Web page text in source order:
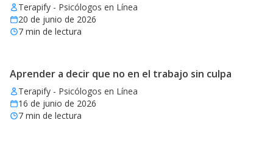
Terapify - Psicólogos en Línea
20 de junio de 2026
7 min de lectura
Aprender a decir que no en el trabajo sin culpa
Terapify - Psicólogos en Línea
16 de junio de 2026
7 min de lectura